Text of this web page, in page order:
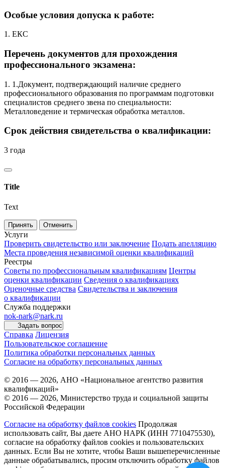
Особые условия допуска к работе:
1. ЕКС
Перечень документов для прохождения
профессионального экзамена:
1. 1.Документ, подтверждающий наличие среднего
профессионального образования по программам подготовки
специалистов среднего звена по специальности:
Металловедение и термическая обработка металлов.
Срок действия свидетельства о квалификации:
3 года
Title
Text
Принять Отменить
Услуги
Проверить свидетельство или заключение Подать апелляцию
Места проведения независимой оценки квалификаций
Реестры
Советы по профессиональным квалификациям Центры
оценки квалификации Сведения о квалификациях
Оценочные средства Свидетельства и заключения
о квалификации
Служба поддержки
nok-nark@nark.ru
Задать вопрос
Справка Лицензия
Пользовательское соглашение
Политика обработки персональных данных
Согласие на обработку персональных данных
© 2016 — 2026, АНО «Национальное агентство развития
квалификаций»
© 2016 — 2026, Министерство труда и социальной защиты
Российской Федерации
Согласие на обработку файлов cookies Продолжая
использовать сайт, Вы даете АНО НАРК (ИНН 7710475530),
согласие на обработку файлов cookies и пользовательских
данных. Если Вы не хотите, чтобы Ваши вышеперечисленные
данные обрабатывались, просим отключить обработку файлов